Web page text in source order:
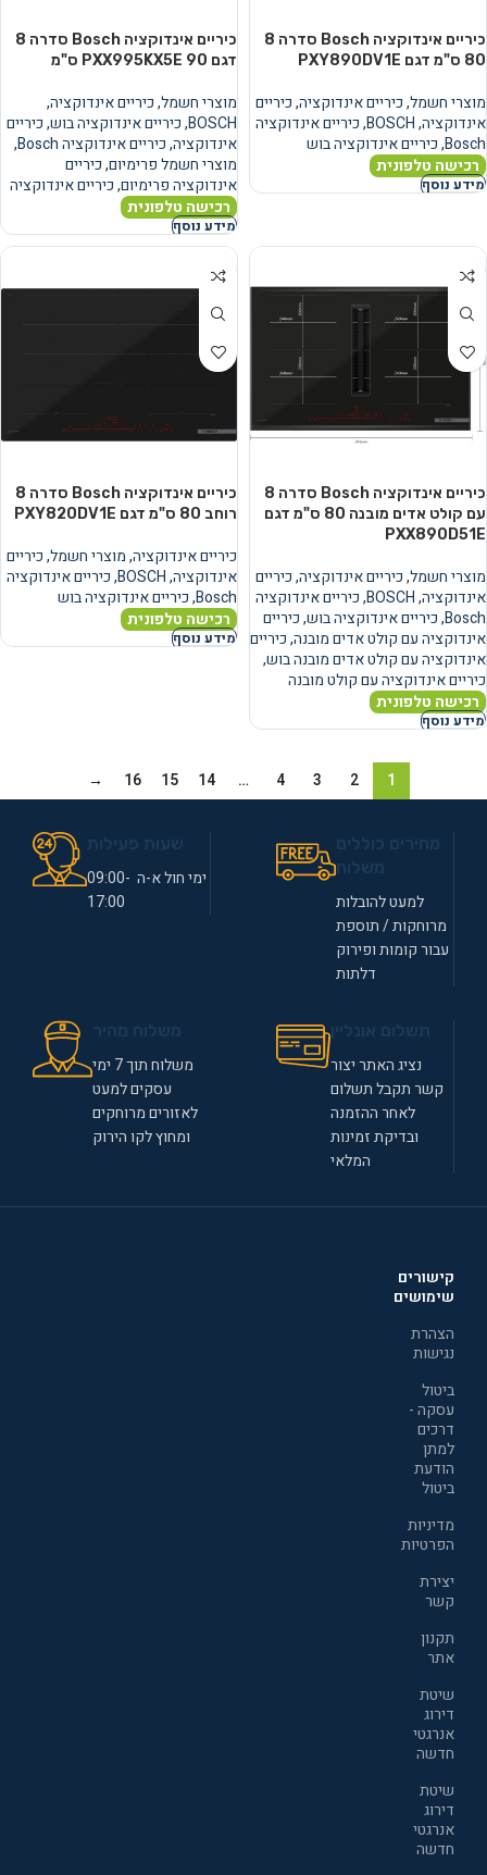
כיריים אינדוקציה Bosch סדרה 8
80 ס"מ דגם PXY890DV1E
מוצרי חשמל,כיריים אינדוקציה,כיריים
אינדוקציה,
BOSCH
,כיריים אינדוקציה
Bosch
,כיריים אינדוקציה בוש
רכישה טלפונית
מידע נוסף
כיריים אינדוקציה Bosch סדרה 8
דגם PXX995KX5E 90 ס"מ
מוצרי חשמל,כיריים אינדוקציה,
BOSCH
,כיריים אינדוקציה בוש,כיריים
אינדוקציה,כיריים אינדוקציה Bosch
,
מוצרי חשמל פרימיום,כיריים
אינדוקציה פרימיום,כיריים אינדוקציה
רכישה טלפונית
מידע נוסף
כיריים אינדוקציה Bosch סדרה 8
עם קולט אדים מובנה 80 ס"מ דגם
PXX890D51E
מוצרי חשמל,כיריים אינדוקציה,כיריים
אינדוקציה,
BOSCH
,כיריים אינדוקציה
Bosch
,כיריים אינדוקציה בוש,כיריים
אינדוקציה עם קולט אדים מובנה,כיריים
אינדוקציה עם קולט אדים מובנה בוש,
כיריים אינדוקציה עם קולט מובנה
רכישה טלפונית
מידע נוסף
כיריים אינדוקציה Bosch סדרה 8
רוחב 80 ס"מ דגם PXY820DV1E
כיריים אינדוקציה,מוצרי חשמל,כיריים
אינדוקציה,
BOSCH
,כיריים אינדוקציה
Bosch
,כיריים אינדוקציה בוש
רכישה טלפונית
מידע נוסף
1
2
3
4
…
14
15
16
→
למעט להובלות
מרוחקות / תוספת
עבור קומות ופירוק
דלתות
ימי חול א-ה 09:00-
17:00
נציג האתר יצור
קשר תקבל תשלום
לאחר ההזמנה
ובדיקת זמינות
המלאי
משלוח תוך 7 ימי
עסקים למעט
לאזורים מרוחקים
ומחוץ לקו הירוק
קישורים
שימושים
הצהרת
נגישות
ביטול
עסקה -
דרכים
למתן
הודעת
ביטול
מדיניות
הפרטיות
יצירת
קשר
תקנון
אתר
שיטת
דירוג
אנרגטי
חדשה
שיטת
דירוג
אנרגטי
חדשה